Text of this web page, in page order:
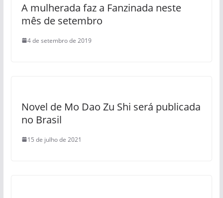
A mulherada faz a Fanzinada neste
mês de setembro
4 de setembro de 2019
Novel de Mo Dao Zu Shi será publicada
no Brasil
15 de julho de 2021